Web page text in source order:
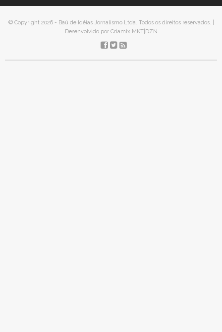
© Copyright 2026 - Baú de Idéias Jornalismo Ltda. Todos os direitos reservados. |
Desenvolvido por Criamix MKT|DZN